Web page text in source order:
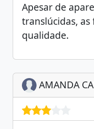
Apesar de
translúcidas,
qualidade.
AMANDA